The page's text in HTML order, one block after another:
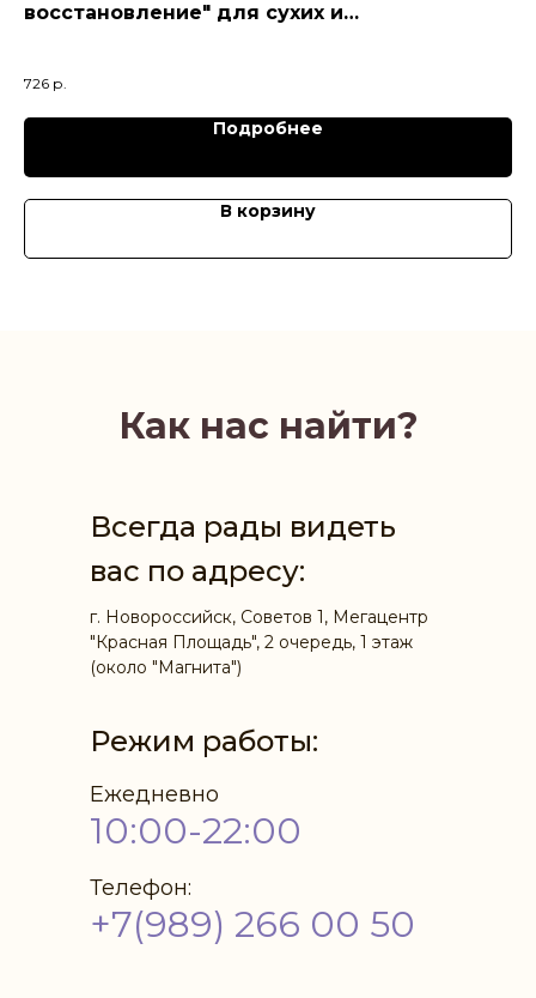
восстановление" для сухих и
726 р.
Подробнее
В корзину
Как нас найти?
Всегда рады видеть
вас по адресу:
г. Новороссийск, Советов 1, Мегацентр
"Красная Площадь", 2 очередь, 1 этаж
(около "Магнита")
Режим работы:
Ежедневно
Телефон:
10:00-22:00
+7(989) 266 00 50